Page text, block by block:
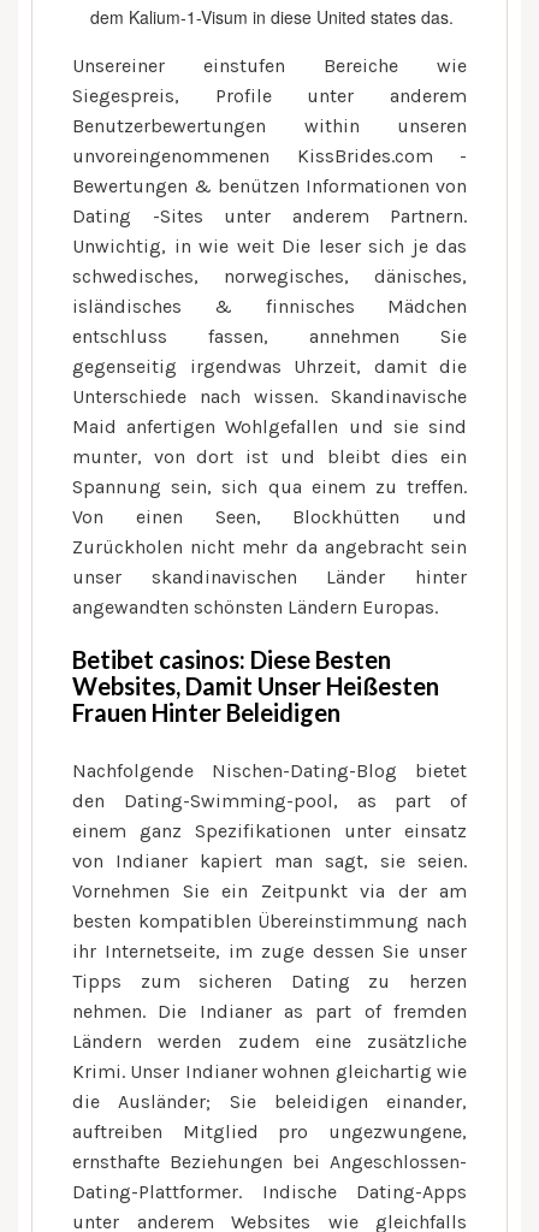
dem Kalium-1-Visum in diese United states das.
Unsereiner einstufen Bereiche wie
Siegespreis, Profile unter anderem
Benutzerbewertungen within unseren
unvoreingenommenen KissBrides.com -
Bewertungen & benützen Informationen von
Dating -Sites unter anderem Partnern.
Unwichtig, in wie weit Die leser sich je das
schwedisches, norwegisches, dänisches,
isländisches & finnisches Mädchen
entschluss fassen, annehmen Sie
gegenseitig irgendwas Uhrzeit, damit die
Unterschiede nach wissen. Skandinavische
Maid anfertigen Wohlgefallen und sie sind
munter, von dort ist und bleibt dies ein
Spannung sein, sich qua einem zu treffen.
Von einen Seen, Blockhütten und
Zurückholen nicht mehr da angebracht sein
unser skandinavischen Länder hinter
angewandten schönsten Ländern Europas.
Betibet casinos: Diese Besten
Websites, Damit Unser Heißesten
Frauen Hinter Beleidigen
Nachfolgende Nischen-Dating-Blog bietet
den Dating-Swimming-pool, as part of
einem ganz Spezifikationen unter einsatz
von Indianer kapiert man sagt, sie seien.
Vornehmen Sie ein Zeitpunkt via der am
besten kompatiblen Übereinstimmung nach
ihr Internetseite, im zuge dessen Sie unser
Tipps zum sicheren Dating zu herzen
nehmen. Die Indianer as part of fremden
Ländern werden zudem eine zusätzliche
Krimi. Unser Indianer wohnen gleichartig wie
die Ausländer; Sie beleidigen einander,
auftreiben Mitglied pro ungezwungene,
ernsthafte Beziehungen bei Angeschlossen-
Dating-Plattformer. Indische Dating-Apps
unter anderem Websites wie gleichfalls